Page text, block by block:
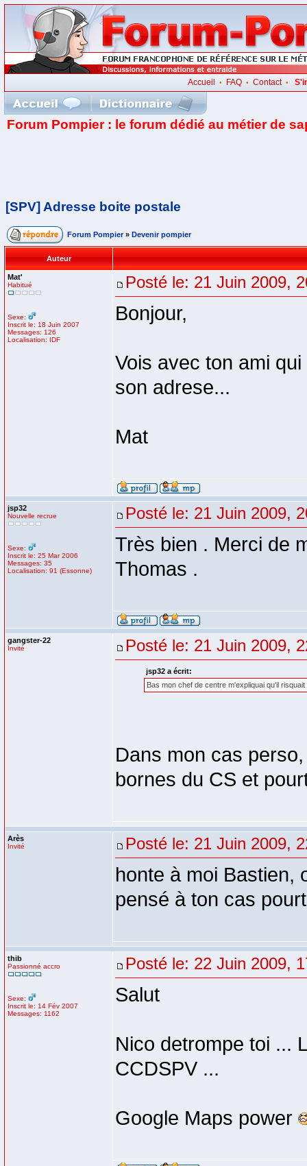
Accueil • FAQ• Contact•
Forum Pompier : le forum dédié au métier de
[SPV] Adresse boite postale
Forum Pompier » Devenir pompier
Auteur
Mat'
Habitué
Sexe:
Inscrit le: 18 Juin 2007
Messages: 126
Localisation: IDF
Posté le: 21 Juin 2009,
Bonjour,
Vois avec ton ami
son adrese...
Mat
jsp32
Nouvelle recrue
Sexe:
Inscrit le: 25 Mar 2006
Messages: 35
Localisation: 91 (Essonne)
Posté le: 21 Juin 2009,
Très bien . Merci de
Thomas .
gangster-22
Invité Posté le: 21 Juin 2009,
jsp32 a écrit:
Bas mon chef de centre m'expliquai qu'il
Dans mon cas
bornes du CS et
Arès
Invité Posté le: 21 Juin 2009,
honte à moi Bastien,
pensé à ton cas
thib
Passionné accro
Sexe:
Inscrit le: 14 Fév 2007
Messages: 1162
Posté le: 22 Juin 2009,
Salut
Nico detrompe toi ...
CCDSPV ...
Google Maps power